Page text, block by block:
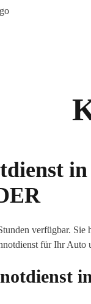
in
verfügbar. Sie
für Ihr Auto